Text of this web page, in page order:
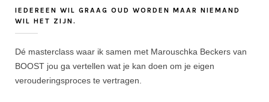
IEDEREEN WIL GRAAG OUD WORDEN MAAR NIEMAND
WIL HET ZIJN.
Dé masterclass waar ik samen met Marouschka Beckers van
BOOST jou ga vertellen wat je kan doen om je eigen
verouderingsproces te vertragen.